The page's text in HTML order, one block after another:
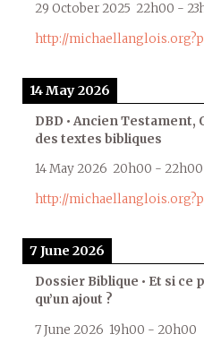
29 October 2025 22h00 -
http://
14 May 2026
DBD • Ancien
des textes bibliques
14 May 2026 20h00 - 22h00
http://
7 June 2026
Dossier Biblique • Et si ce
qu’un ajout ?
7 June 2026 19h00 - 20h00